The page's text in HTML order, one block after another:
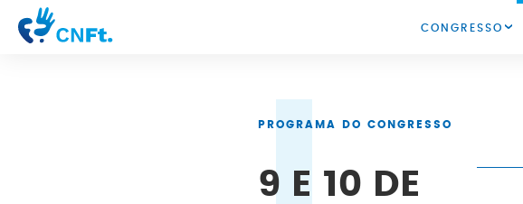
CONGRESSO
INFORMAÇÕES
PROGRAMA DO CONGRESSO
9 E 10 DE